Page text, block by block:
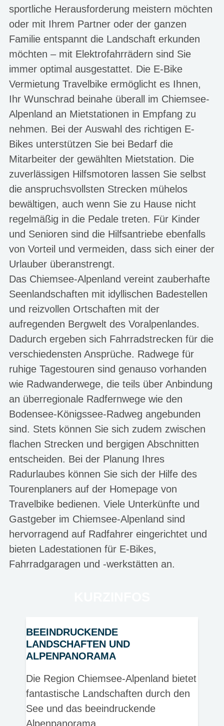
sportliche Herausforderung meistern möchten
oder mit Ihrem Partner oder der ganzen
Familie entspannt die Landschaft erkunden
möchten – mit Elektrofahrrädern sind Sie
immer optimal ausgestattet. Die E-Bike
Vermietung Travelbike ermöglicht es Ihnen,
Ihr Wunschrad beinahe überall im Chiemsee-
Alpenland an Mietstationen in Empfang zu
nehmen. Bei der Auswahl des richtigen E-
Bikes unterstützen Sie bei Bedarf die
Mitarbeiter der gewählten Mietstation. Die
zuverlässigen Hilfsmotoren lassen Sie selbst
die anspruchsvollsten Strecken mühelos
bewältigen, auch wenn Sie zu Hause nicht
regelmäßig in die Pedale treten. Für Kinder
und Senioren sind die Hilfsantriebe ebenfalls
von Vorteil und vermeiden, dass sich einer der
Urlauber überanstrengt.
Das Chiemsee-Alpenland vereint zauberhafte
Seenlandschaften mit idyllischen Badestellen
und reizvollen Ortschaften mit der
aufregenden Bergwelt des Voralpenlandes.
Dadurch ergeben sich Fahrradstrecken für die
verschiedensten Ansprüche. Radwege für
ruhige Tagestouren sind genauso vorhanden
wie Radwanderwege, die teils über Anbindung
an überregionale Radfernwege wie den
Bodensee-Königssee-Radweg angebunden
sind. Stets können Sie sich zudem zwischen
flachen Strecken und bergigen Abschnitten
entscheiden. Bei der Planung Ihres
Radurlaubes können Sie sich der Hilfe des
Tourenplaners auf der Homepage von
Travelbike bedienen. Viele Unterkünfte und
Gastgeber im Chiemsee-Alpenland sind
hervorragend auf Radfahrer eingerichtet und
bieten Ladestationen für E-Bikes,
Fahrradgaragen und -werkstätten an.
BEEINDRUCKENDE
LANDSCHAFTEN UND
ALPENPANORAMA
Die Region Chiemsee-Alpenland bietet
fantastische Landschaften durch den
See und das beeindruckende
Alpenpanorama.